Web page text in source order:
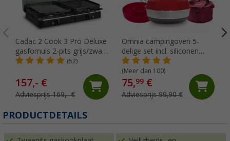
Cadac 2 Cook 3 Pro Deluxe
gasfornuis 2-pits grijs/zwart
30 mbar
(52)
157,- €
Adviesprijs 169,- €
Omnia campingoven 5-
delige set incl. siliconen
ovenschaal, ovenrooster, 2
pannenlappen & opbergtas
(Meer dan 100)
75,99€
Adviesprijs 99,90 €
PRODUCTDETAILS